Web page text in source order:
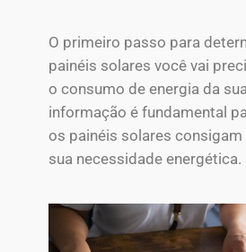
O primeiro passo para
painéis solares você vai
o consumo de energia da
informação é fundamental
os painéis solares
sua necessidade energética.